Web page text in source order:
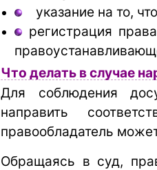
указание на то,
регистрация
Что делать в случае
Для соблюдения
направить
правообладатель
Обращаясь в суд,